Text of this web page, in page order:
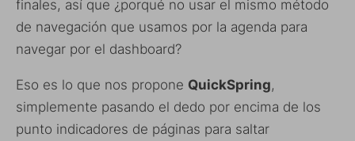
finales, así que ¿porqué no usar el mismo método
de navegación que usamos por la agenda para
navegar por el dashboard?
Eso es lo que nos propone QuickSpring,
simplemente pasando el dedo por encima de los
punto indicadores de páginas para saltar